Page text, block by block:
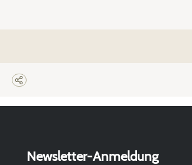
Newsletter-Anmeldung